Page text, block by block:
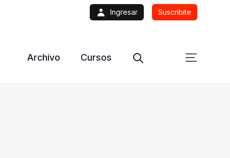
Ingresar Suscribite
Archivo Cursos